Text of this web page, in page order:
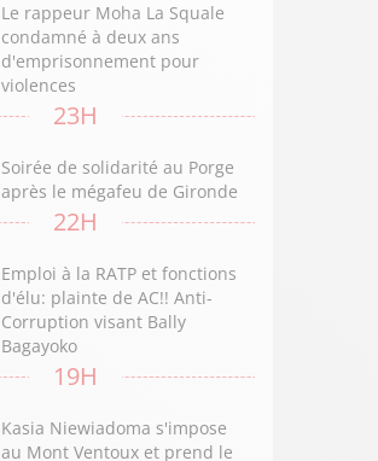
Le rappeur Moha La Squale
condamné à deux ans
d'emprisonnement pour
violences
23H
Soirée de solidarité au Porge
après le mégafeu de Gironde
22H
Emploi à la RATP et fonctions
d'élu: plainte de AC!! Anti-
Corruption visant Bally
Bagayoko
19H
Kasia Niewiadoma s'impose
au Mont Ventoux et prend le